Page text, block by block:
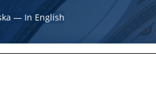
― In English